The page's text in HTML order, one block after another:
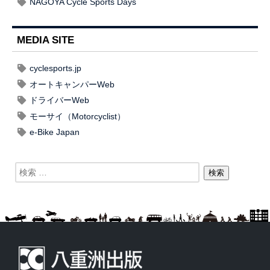
MEDIA SITE
cyclesports.jp
オートキャンパーWeb
ドライバーWeb
モーサイ（Motorcyclist）
e-Bike Japan